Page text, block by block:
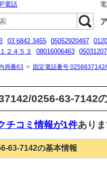
IP電話
03 6842 3455 05052920497
２４５３ 08016006463
局番63 > 固定電話番号
0256-63-7142
チコミ情報が1件あり
63-7142の基本情報